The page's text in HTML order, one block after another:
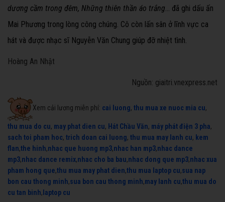
dương cầm trong đêm, Những thiên thần áo trắng... đã ghi dấu ấn
Mai Phương trong lòng công chúng. Cô còn lấn sân ở lĩnh vực ca
hát và được nhạc sĩ Nguyễn Văn Chung giúp đỡ nhiệt tình.
Hoàng An Nhật
Nguồn: giaitri.vnexpress.net
Xem cải lương miễn phí: cai luong, thu mua xe nuoc mia cu,
thu mua do cu, may phat dien cu, Hát Chầu Văn, máy phát điện 3 pha,
sach toi pham hoc, trich doan cai luong, thu mua may lanh cu, kem
flan,the hinh,nhac que huong mp3,nhac han mp3,nhac dance
mp3,nhac dance remix,nhac cho ba bau,nhac dong que mp3,nhac xua
pham hong que,thu mua may phat dien,thu mua laptop cu,sua nap
bon cau thong minh,sua bon cau thong minh,may lanh cu,thu mua do
cu tan binh, laptop cu